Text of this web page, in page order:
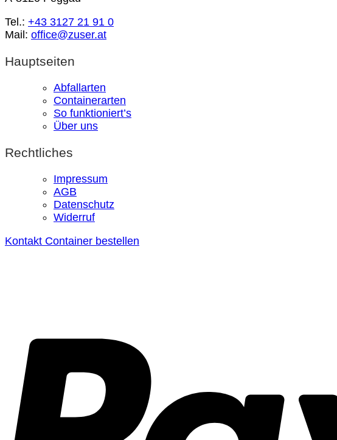
Tel.: +43 3127 21 91 0
Mail: office@zuser.at
Hauptseiten
Abfallarten
Containerarten
So funktioniert’s
Über uns
Rechtliches
Impressum
AGB
Datenschutz
Widerruf
Kontakt Container bestellen